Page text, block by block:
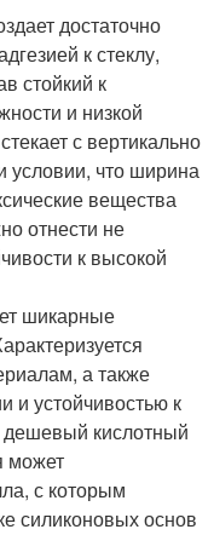
достаточно
к стеклу,
стойкий к
и низкой
с вертикально
условии, что ширина
вещества
отнести не
к высокой
шикарные
а также
и устойчивостью к
кислотный
может
с которым
силиконовых основ